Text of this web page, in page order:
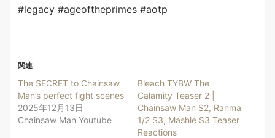
#legacy #ageoftheprimes #aotp
関連
The SECRET to Chainsaw
Man’s perfect fight scenes
2025年12月13日
Chainsaw Man Youtube
Bleach TYBW The
Calamity Teaser 2 |
Chainsaw Man S2, Ranma
1/2 S3, Mashle S3 Teaser
Reactions